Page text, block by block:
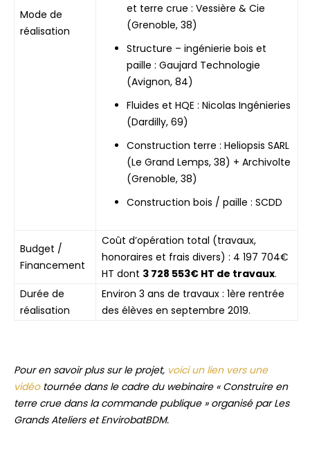
Mode de
réalisation
et terre crue : Vessière & Cie
(Grenoble, 38)
Structure – ingénierie bois et
paille : Gaujard Technologie
(Avignon, 84)
Fluides et HQE : Nicolas Ingénieries
(Dardilly, 69)
Construction terre : Heliopsis SARL
(Le Grand Lemps, 38) + Archivolte
(Grenoble, 38)
Construction bois / paille : SCDD
Budget /
Financement
Coût d’opération total (travaux,
honoraires et frais divers) : 4 197 704€
HT dont 3 728 553€ HT de travaux.
Durée de
réalisation
Environ 3 ans de travaux : 1ère rentrée
des élèves en septembre 2019.
Pour en savoir plus sur le projet, voici un lien vers une
vidéotournée dans le cadre du webinaire « Construire en
terre crue dans la commande publique » organisé par Les
Grands Ateliers et EnvirobatBDM.